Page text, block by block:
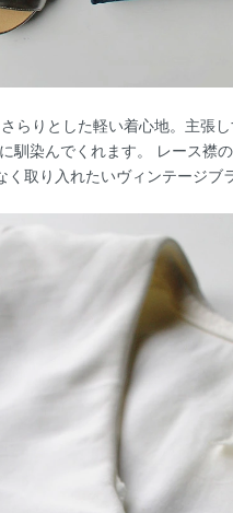
らりとした軽い着心地。主張
馴染んでくれます。 レース襟
く取り入れたいヴィンテージブ